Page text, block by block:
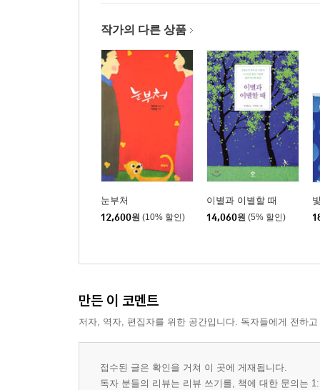
작가의 다른 상품
눈부처
12,600원 (10% 할인)
이별과 이별할 때
14,060원 (5% 할인)
만든 이 코멘트
저자, 역자, 편집자를 위한 공간입니다. 독자들에게 전하
접수된 글은 확인을 거쳐 이 곳에 게재됩니다.
독자 분들의 리뷰는 리뷰 쓰기를, 책에 대한 문의는